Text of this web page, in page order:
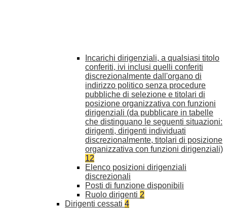
Incarichi dirigenziali, a qualsiasi titolo
conferiti, ivi inclusi quelli conferiti
discrezionalmente dall'organo di
indirizzo politico senza procedure
pubbliche di selezione e titolari di
posizione organizzativa con funzioni
dirigenziali (da pubblicare in tabelle
che distinguano le seguenti situazioni:
dirigenti, dirigenti individuati
discrezionalmente, titolari di posizione
organizzativa con funzioni dirigenziali)
12
Elenco posizioni dirigenziali
discrezionali
Posti di funzione disponibili
Ruolo dirigenti 2
Dirigenti cessati 4